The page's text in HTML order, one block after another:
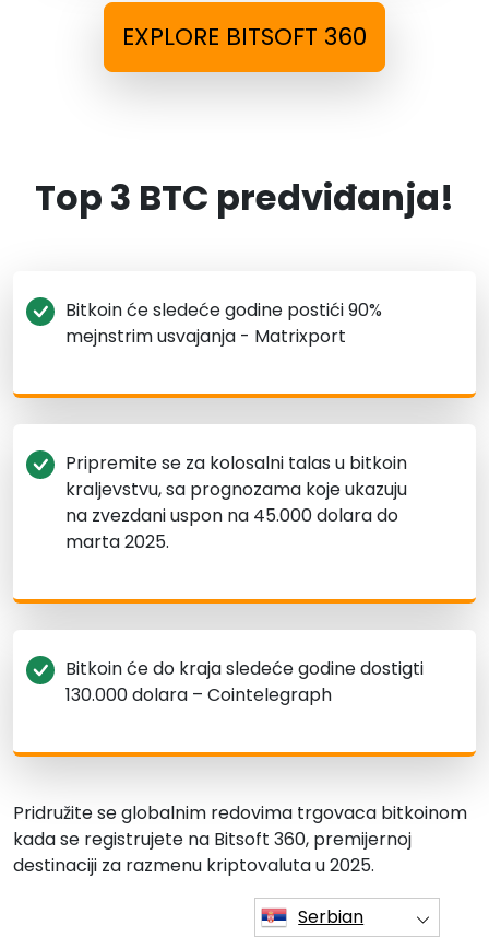
EXPLORE BITSOFT 360
Top 3 BTC predviđanja!
Bitkoin će sledeće godine postići 90%
mejnstrim usvajanja - Matrixport
Pripremite se za kolosalni talas u bitkoin
kraljevstvu, sa prognozama koje ukazuju
na zvezdani uspon na 45.000 dolara do
marta 2025.
Bitkoin će do kraja sledeće godine dostigti
130.000 dolara – Cointelegraph
Pridružite se globalnim redovima trgovaca bitkoinom
kada se registrujete na Bitsoft 360, premijernoj
destinaciji za razmenu kriptovaluta u 2025.
Serbian